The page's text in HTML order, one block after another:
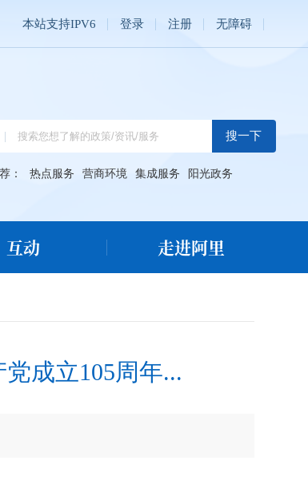
本站支持IPV6 登录 注册 无障碍
： 热点服务 营商环境 集成服务 阳光政务
互动 走进阿里
成立105周年...